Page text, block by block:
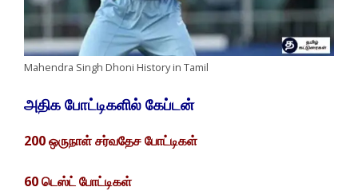
Mahendra Singh Dhoni History in Tamil
அதிக போட்டிகளில் கேப்டன்
200 ஒருநாள் சர்வதேச போட்டிகள்
60 டெஸ்ட் போட்டிகள்